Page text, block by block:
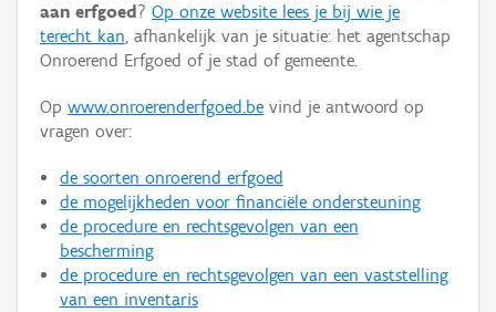
Hergebruik
Aanmelden
aan erfgoed ? Op onze website lees je bij wie je
terecht kan, afhankelijk van je situatie: het agentschap
Onroerend Erfgoed of je stad of gemeente.
Op www.onroerenderfgoed.be vind je antwoord op
vragen over:
de soorten onroerend erfgoed
de mogelijkheden voor financiële ondersteuning
de procedure en rechtsgevolgen van een
bescherming
de procedure en rechtsgevolgen van een vaststelling
van een inventaris